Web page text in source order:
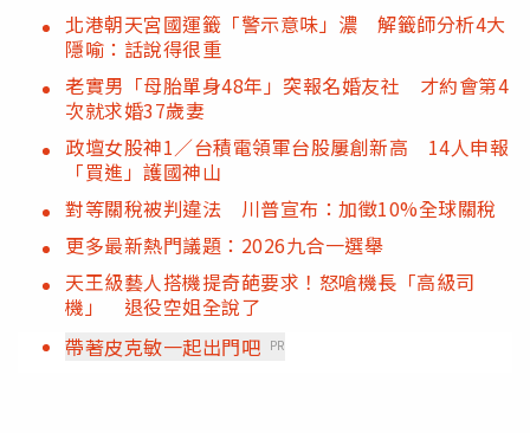
北港朝天宮國運籤「警示意味」濃 解籤師分析4大
隱喻：話說得很重
老實男「母胎單身48年」突報名婚友社 才約會第4
次就求婚37歲妻
政壇女股神1／台積電領軍台股屢創新高 14人申報
「買進」護國神山
對等關稅被判違法 川普宣布：加徵10%全球關稅
更多最新熱門議題：2026九合一選舉
天王級藝人搭機提奇葩要求！怒嗆機長「高級司
機」 退役空姐全說了
帶著皮克敏一起出門吧 PR